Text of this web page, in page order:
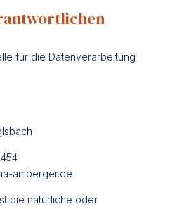
für die Datenverarbeitung
amberger.de
die natürliche oder